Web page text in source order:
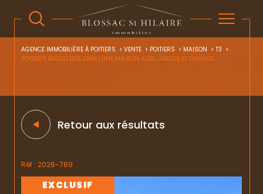
AGENCE IMMOBILIÈRE À POITIERS VENTE POITIERS MAISON
T3
POITIERS BUGELLERIE DEMI LUNE MAISON AVEC JARDIN ET GARAGE
Retour aux résultats
Réf : 2026-789
EXCLUSIF